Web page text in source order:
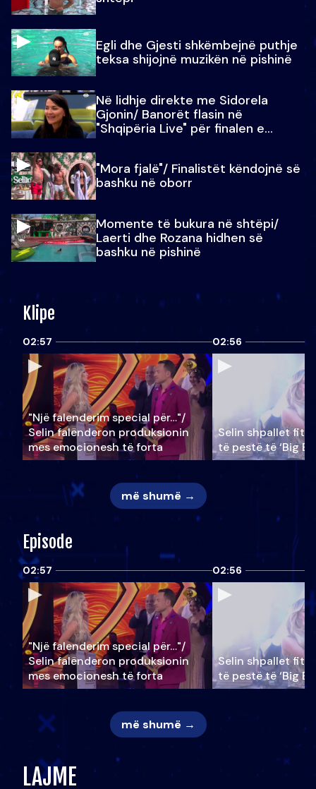
Egli dhe Gjesti shkëmbejnë puthje
teksa shijojnë muzikën në pishinë
Në lidhje direkte me Sidorela
Gjonin/ Banorët flasin në
"Shqipëria Live" për finalen e
"Mora fjalë"/ Finalistët këndojnë së
bashku në oborr
Momente të bukura në shtëpi/
Laerti dhe Rozana hidhen së
bashku në pishinë
Klipe
02:57
"Një falenderim special për…"/
Selin falënderon produksionin
mes emocionesh të forta
02:56
Selin shpallet
të pestë të ‘Big
më shumë →
Episode
02:57
"Një falenderim special për…"/
Selin falënderon produksionin
mes emocionesh të forta
02:56
Selin shpallet
të pestë të ‘Big
më shumë →
LAJME